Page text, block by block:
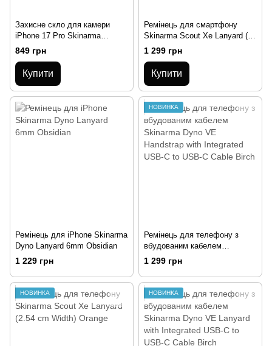
Захисне скло для камери
iPhone 17 Pro Skinarma
Magma Full Matte Camera Lens
Protector Orange
849 грн
Купити
Ремінець для смартфону
Skinarma Scout Xe Lanyard (25
mm Width) Lilac
1 299 грн
Купити
Ремінець для iPhone Skinarma
Dyno Lanyard 6mm Obsidian
1 229 грн
НОВИНКА
Ремінець для телефону з
вбудованим кабелем
Skinarma Dyno VE Handstrap
with Integrated USB-C to USB-
C Cable Birch
1 299 грн
НОВИНКА НОВИНКА